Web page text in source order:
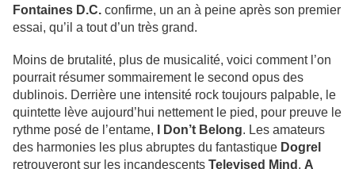
Fontaines D.C. confirme, un an à peine après son premier
essai, qu’il a tout d’un très grand.
Moins de brutalité, plus de musicalité, voici comment l’on
pourrait résumer sommairement le second opus des
dublinois. Derrière une intensité rock toujours palpable, le
quintette lève aujourd’hui nettement le pied, pour preuve le
rythme posé de l’entame,
I Don’t Belong. Les amateurs
des harmonies les plus abruptes du fantastique Dogrel
retrouveront sur les incandescents Televised Mind , A